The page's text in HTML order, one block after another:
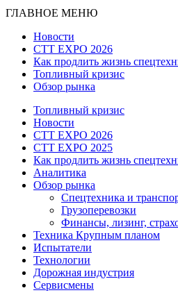
ГЛАВНОЕ МЕНЮ
Новости
CTT EXPO 2026
Как продлить жизнь
Топливный кризис
Обзор рынка
Топливный кризис
Новости
CTT EXPO 2026
CTT EXPO 2025
Как продлить жизнь
Аналитика
Обзор рынка
Спецтехника и
Грузоперевозки
Финансы, лизинг,
Техника Крупным планом
Испытатели
Технологии
Дорожная индустрия
Сервисмены